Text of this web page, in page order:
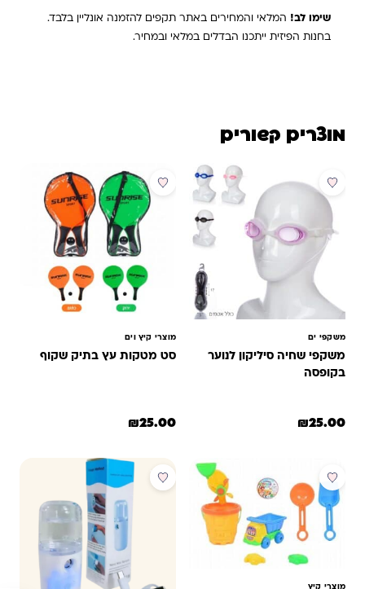
שימו לב! המלאי והמחירים באתר תקפים להזמנה אונליין בלבד.
בחנות הפיזית ייתכנו הבדלים במלאי ובמחיר.
מוצרים קשורים
משקפי ים
משקפי שחיה סיליקון לנוער
בקופסה
₪25.00
מוצרי קיץ וים
סט מטקות עץ בתיק שקוף
₪25.00
מוצרי קיץ
מבצע